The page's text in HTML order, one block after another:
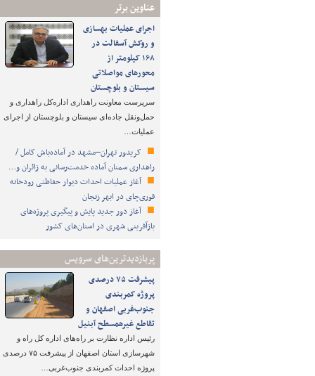
عناوین برتر
اجرای عملیات بهسازی
و روکش آسفالت در
۱۶۸ کیلومتر از
محورهای مواصلاتی
سیستان و بلوچستان
سرپرست معاونت راهداری اداره‌کل راهداری و
حمل‌ونقل جاده‌ای سیستان و بلوچستان از اجرای
عملیات…
کریدور تهران–مشهد در آماده‌باش کامل /
راهداری سمنان آماده خدمت‌رسانی به زائران و…
آغاز عملیات احداث دیوار حفاظتی رودخانه
قوری‌چای در ابهر زنجان
آغاز دور جدید پایش و پیگیری پروژه‌های
بازآفرینی شهری در استان‌های کشور
پربازدیدترین‌های سرویس
پیشرفت ۷۵ درصدی
پروژه کمربندی
جنوب‌غربی اصفهان و
تقاطع غیرهمسطح آبنیل
رئیس اداره نظارت بر راه‌های اداره کل راه و
شهرسازی استان اصفهان از پیشرفت ۷۵ درصدی
پروژه احداث کمربندی جنوب‌غربی…